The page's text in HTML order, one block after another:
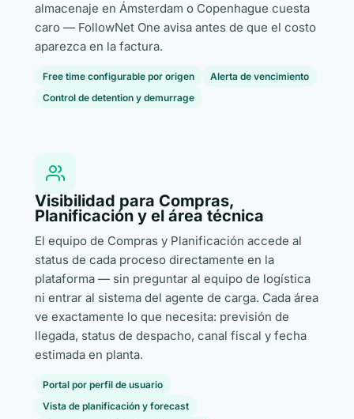
almacenaje en Ámsterdam o Copenhague cuesta
caro — FollowNet One avisa antes de que el costo
aparezca en la factura.
Free time configurable por origen
Alerta de vencimiento
Control de detention y demurrage
Visibilidad para Compras,
Planificación y el área técnica
El equipo de Compras y Planificación accede al
status de cada proceso directamente en la
plataforma — sin preguntar al equipo de logística
ni entrar al sistema del agente de carga. Cada área
ve exactamente lo que necesita: previsión de
llegada, status de despacho, canal fiscal y fecha
estimada en planta.
Portal por perfil de usuario
Vista de planificación y forecast